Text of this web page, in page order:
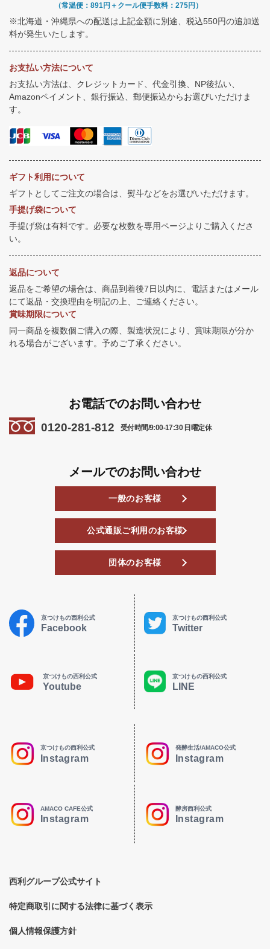
（常温便：891円＋クール便手数料：275円）
※北海道・沖縄県への配送は上記金額に別途、税込550円の追加送
料が発生いたします。
お支払い方法について
お支払い方法は、クレジットカード、代金引換、NP後払い、
Amazonペイメント、銀行振込、郵便振込からお選びいただけま
す。
ギフト利用について
ギフトとしてご注文の場合は、熨斗などをお選びいただけます。
手提げ袋について
手提げ袋は有料です。必要な枚数を専用ページよりご購入くださ
い。
返品について
返品をご希望の場合は、商品到着後7日以内に、電話またはメール
にて返品・交換理由を明記の上、ご連絡ください。
賞味期限について
同一商品を複数個ご購入の際、製造状況により、賞味期限が分か
れる場合がございます。予めご了承ください。
お電話でのお問い合わせ
0120-281-812 受付時間/9:00-17:30 日曜定休
メールでのお問い合わせ
一般のお客様
公式通販ご利用のお客様
団体のお客様
京つけもの西利公式
Facebook
京つけもの西利公式
Twitter
京つけもの西利公式
Youtube
京つけもの西利公式
LINE
京つけもの西利公式
Instagram
発酵生活/AMACO公式
Instagram
AMACO CAFE公式
Instagram
酵房西利公式
Instagram
西利グループ公式サイト
特定商取引に関する法律に基づく表示
個人情報保護方針